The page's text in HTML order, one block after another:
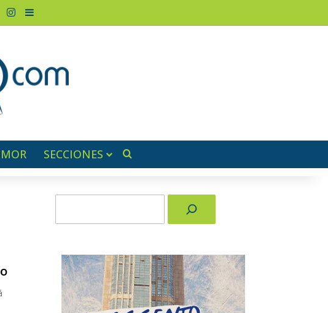
Instagram
Barra lateral
SECCIONES